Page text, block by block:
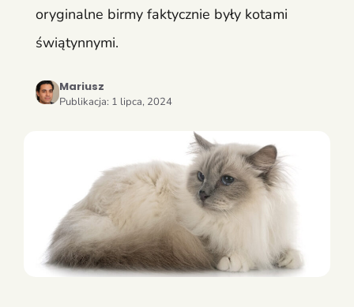
oryginalne birmy faktycznie były kotami
świątynnymi.
Mariusz
Publikacja: 1 lipca, 2024